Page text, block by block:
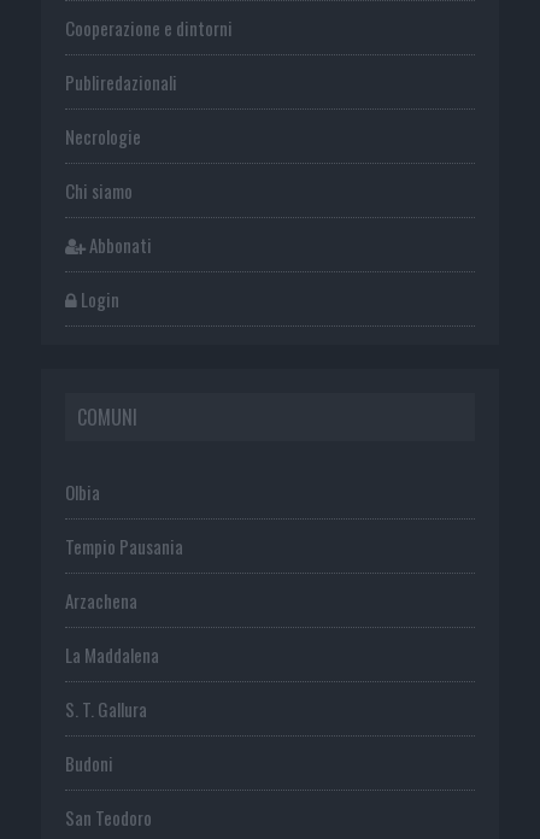
Cooperazione e dintorni
Publiredazionali
Necrologie
Chi siamo
Abbonati
Login
COMUNI
Olbia
Tempio Pausania
Arzachena
La Maddalena
S. T. Gallura
Budoni
San Teodoro